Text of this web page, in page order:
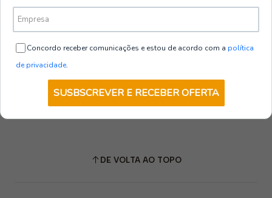
DE VOLTA AO TOPO
Concordo receber comunicações e estou de acordo com a política
de privacidade.
SUSBSCREVER E RECEBER OFERTA